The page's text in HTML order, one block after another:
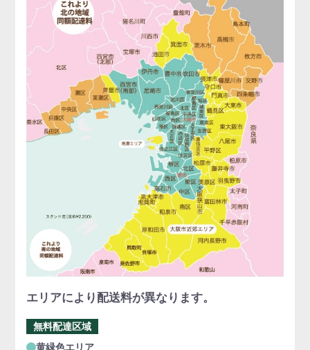
エリアにより配送料が異なります。
無料配達区域
黄緑色エリア